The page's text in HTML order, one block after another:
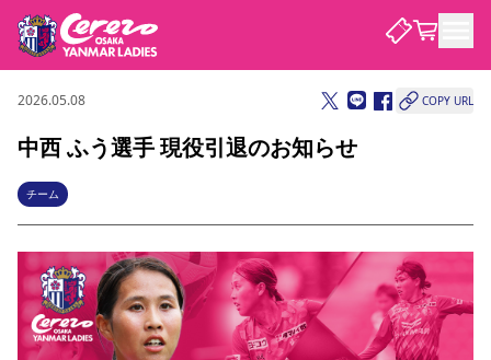
試合・チーム
試合について
試合日程 / 結果 順位表
チームについて
選手・スタッフ スケジュール アクセス セレッソ大阪 アカデミー
観戦する
チケット
チケット情報 価格・席種 シーズンシート
観戦ガイド
クラブを知る
セレッソ大阪ヤンマーレデ
ィースについて
ニュース
2026.05.08 COPY URL
中西 ふう選手 現役引退のお知らせ
チーム